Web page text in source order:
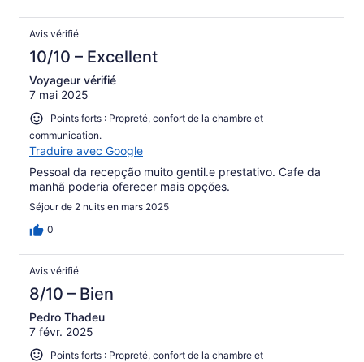
Avis vérifié
10/10 – Excellent
Voyageur vérifié
7 mai 2025
Points forts : Propreté, confort de la chambre et
communication.
Traduire avec Google
Pessoal da recepção muito gentil.e prestativo. Cafe da
manhã poderia oferecer mais opções.
Séjour de 2 nuits en mars 2025
0
Avis vérifié
8/10 – Bien
Pedro Thadeu
7 févr. 2025
Points forts : Propreté, confort de la chambre et